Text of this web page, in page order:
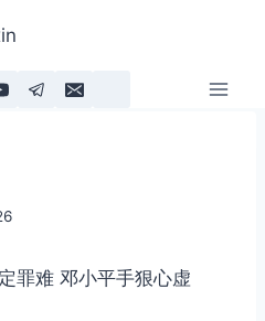
罪难 邓小平手狠心虚